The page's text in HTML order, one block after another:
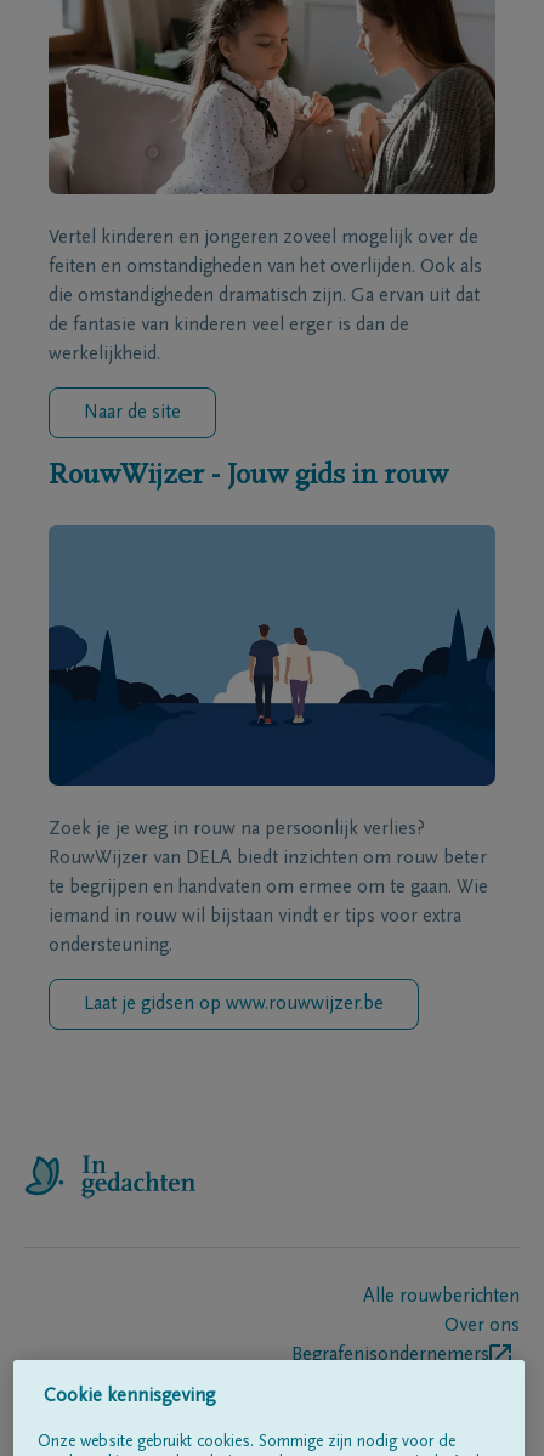
Vertel kinderen en jongeren zoveel mogelijk over de
feiten en omstandigheden van het overlijden. Ook als
die omstandigheden dramatisch zijn. Ga ervan uit dat
de fantasie van kinderen veel erger is dan de
werkelijkheid.
Naar de site
RouwWijzer - Jouw gids in rouw
Zoek je je weg in rouw na persoonlijk verlies?
RouwWijzer van DELA biedt inzichten om rouw beter
te begrijpen en handvaten om ermee om te gaan. Wie
iemand in rouw wil bijstaan vindt er tips voor extra
ondersteuning.
Laat je gidsen op www.rouwwijzer.be
Alle rouwberichten
Over ons
Begrafenisondernemers
Cookie kennisgeving
Onze website gebruikt cookies. Sommige zijn nodig voor de